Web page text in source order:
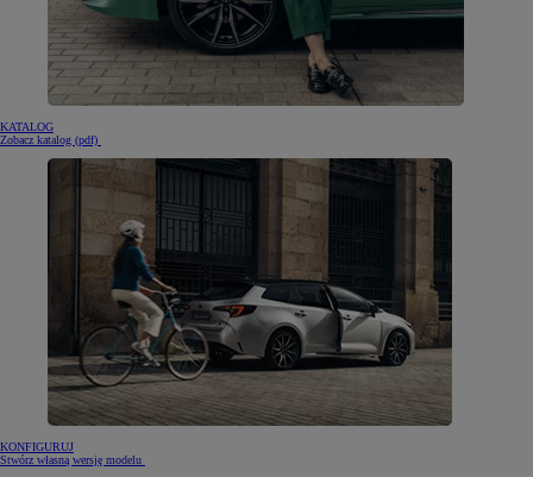
KATALOG
Zobacz katalog (pdf)
KONFIGURUJ
Stwórz własną wersję modelu